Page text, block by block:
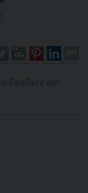
FareRete del